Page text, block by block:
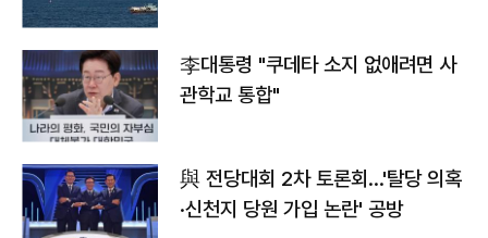
李대통령 "쿠데타 소지 없애려면 사
관학교 통합"
與 전당대회 2차 토론회…'탈당 의혹
·신천지 당원 가입 논란' 공방